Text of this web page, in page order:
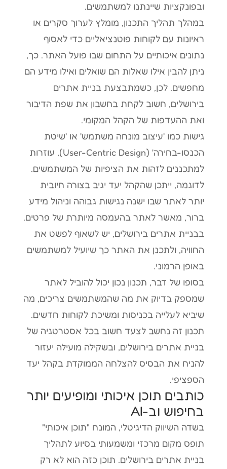
ובפונקציות שיינתנו למשתמשים.
במהלך תהליך התכנון, מומלץ לערוך סקרים או
ראיונות עם לקוחות פוטנציאליים כדי לאסוף
נתונים איכותיים על התחום שבו פועל האתר. כך,
ניתן להבין אילו שאלות הם שואלים ואילו מידע הם
מחפשים. לכן, כשמתבצעת בניית אתרים
בירושלים, חשוב לקחת בחשבון את שפת הדיבור
ואת ההעדפות של הקהל המקומי.
גישות כמו 'עיצוב מונחה משתמש' או 'שיטת
הכנסו-בחירה' (User-Centric Design), עוזרות
למתכננים לזהות את הציפיות של המשתמשים.
לדוגמה, ייתכן שהקהל יעד יגיב בצורה חיובית
יותר לאתר שבו ישנה נגישות גבוהה וניהול מידע
ברור, מאשר לאתר בהעמסה מיותרת של פרטים.
בבניית אתרים בירושלים, יש לשאוף לפשט את
החוויה, ולתכנן את האתר כך שיועיל למשתמשים
באופן הרמוני.
בסופו של דבר, תכנון נכון יכול להוביל לאתר
שמספק בדיוק את מה שהמשתמשים צריכים, מה
שיביא לעלייה בכניסות ומשיכת לקוחות חדשים.
תכנון זה נחשב לצעד חשוב בכל אסטרטגיה של
בניית אתרים בירושלים, ובשקילה מועילה יעזור
להניח את הבסיס להצלחה הממוקדת בקהל יעד
הספציפי.
כותבים תוכן איכותי ומופיעים יותר
בחיפוש וב-AI
בשדה השיווק הדיגיטלי, המונח "תוכן איכותי"
תופס מקום מרכזי ומשמעותי בסיוע לתהליך
בניית אתרים בירושלים. תוכן כזה הוא לא רק